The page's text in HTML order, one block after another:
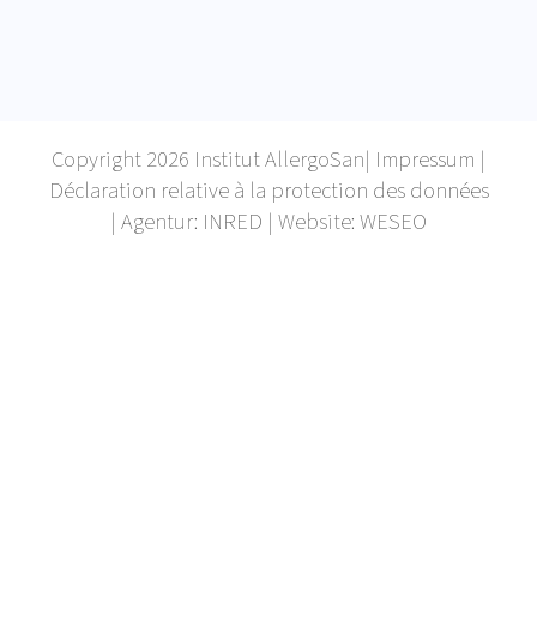
Copyright 2026 Institut AllergoSan| Impressum |
Déclaration relative à la protection des données
| Agentur: INRED | Website:WESEO